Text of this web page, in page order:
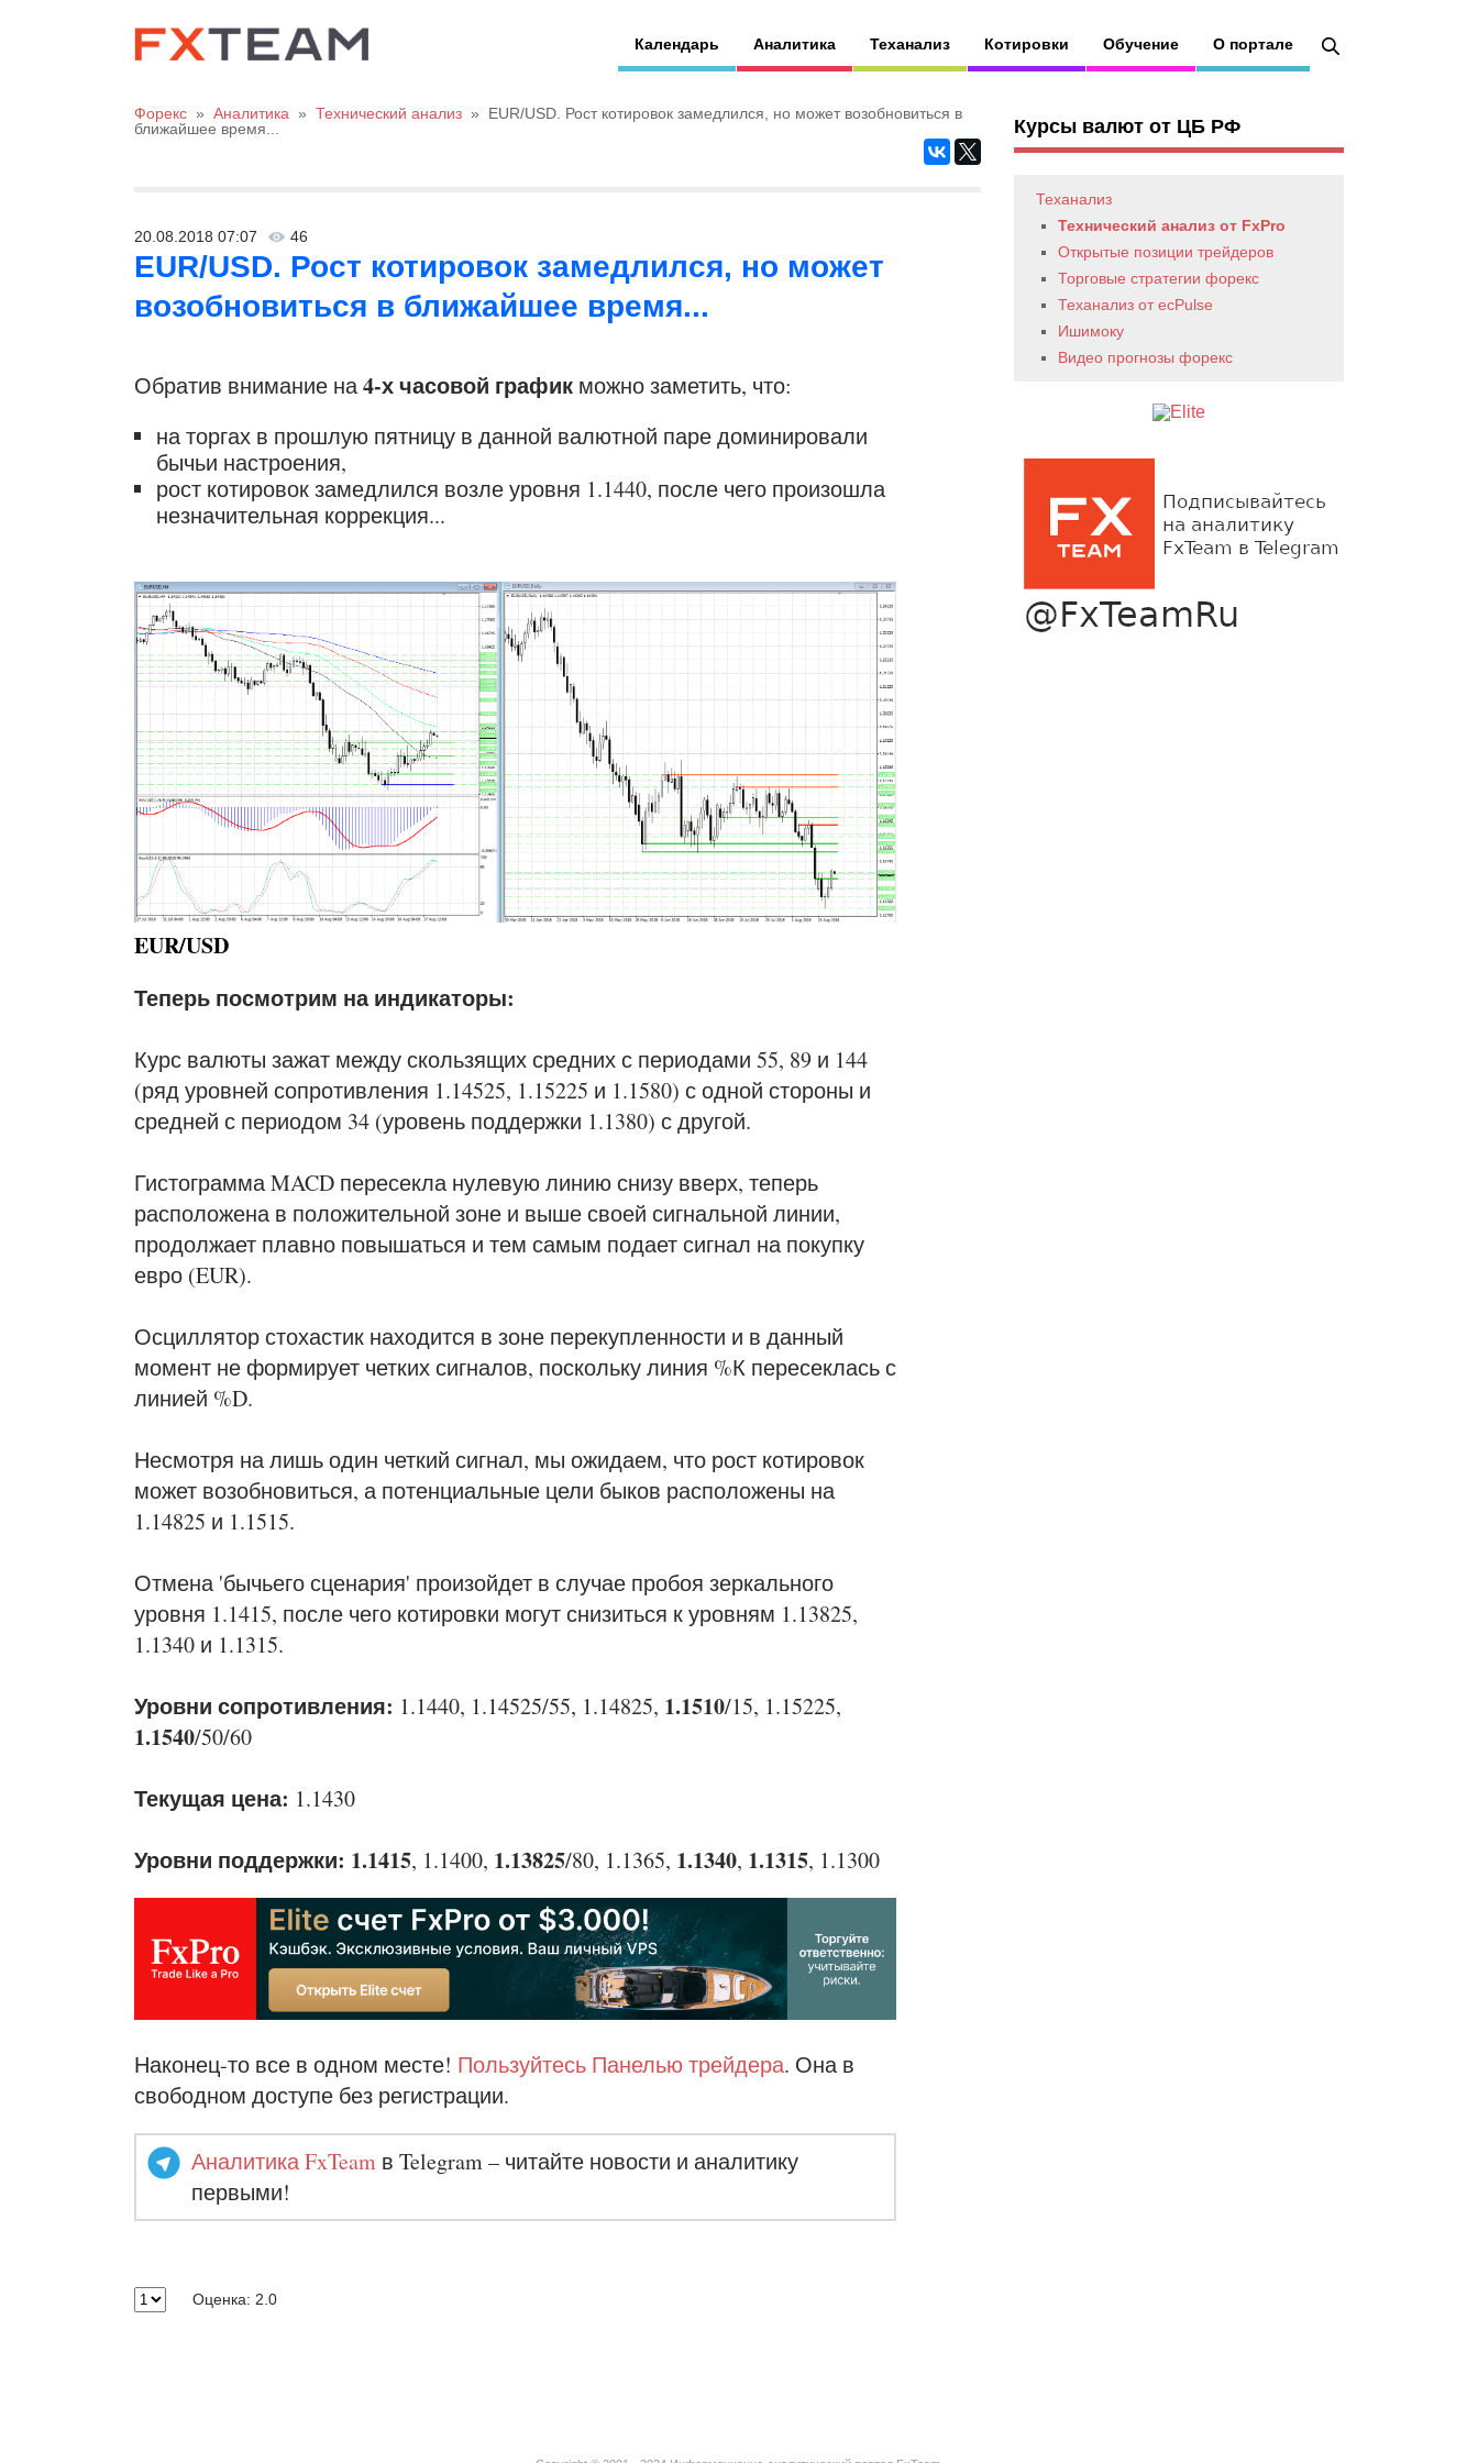
Календарь Аналитика Теханализ Котировки Обучение О портале
Форекс » Аналитика » Технический анализ »
EUR/USD. Рост котировок замедлился, но может возобновиться в
ближайшее время...
20.08.2018 07:07 46
EUR/USD. Рост котировок замедлился, но может
возобновиться в ближайшее время...
Обратив внимание на4-х часовой график можно заметить, что:
на торгах в прошлую пятницу в данной валютной паре доминировали
бычьи настроения,
рост котировок замедлился возле уровня 1.1440, после чего произошла
незначительная коррекция...
EUR/USD
Теперь посмотрим на индикаторы:
Курс валюты зажат между скользящих средних с периодами 55, 89 и 144
(ряд уровней сопротивления 1.14525, 1.15225 и 1.1580) с одной стороны и
средней с периодом 34 (уровень поддержки 1.1380) с другой.
Гистограмма MACD пересекла нулевую линию снизу вверх, теперь
расположена в положительной зоне и выше своей сигнальной линии,
продолжает плавно повышаться и тем самым подает сигнал на покупку
евро (EUR).
Осциллятор стохастик находится в зоне перекупленности и в данный
момент не формирует четких сигналов, поскольку линия %К пересеклась с
линией %D.
Несмотря на лишь один четкий сигнал, мы ожидаем, что рост котировок
может возобновиться, а потенциальные цели быков расположены на
1.14825 и 1.1515.
Отмена 'бычьего сценария' произойдет в случае пробоя зеркального
уровня 1.1415, после чего котировки могут снизиться к уровням 1.13825,
1.1340 и 1.1315.
Уровни сопротивления: 1.1440, 1.14525/55, 1.14825, 1.1510/15, 1.15225,
1.1540/50/60
Текущая цена: 1.1430
Уровни поддержки: 1.1415, 1.1400, 1.13825/80, 1.1365, 1.1340, 1.1315, 1.1300
Наконец-то все в одном месте! Пользуйтесь Панелью трейдера. Она в
свободном доступе без регистрации.
Аналитика FxTeam в Telegram – читайте новости и аналитику
первыми!
Оценка: 2.0
Курсы валют от ЦБ РФ
Теханализ
Технический анализ от FxPro
Открытые позиции трейдеров
Торговые стратегии форекс
Теханализ от ecPulse
Ишимоку
Видео прогнозы форекс